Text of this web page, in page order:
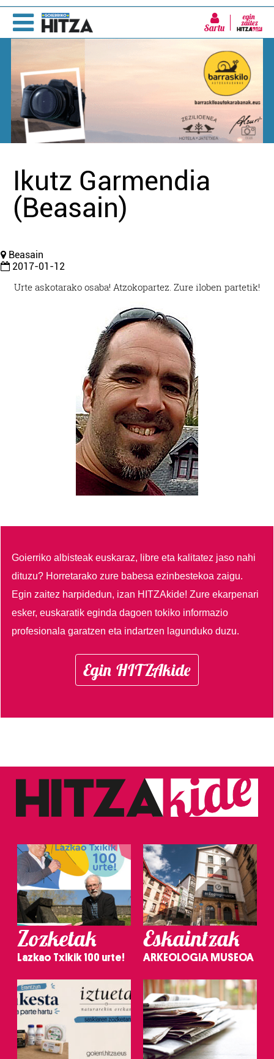
Sartu
Ikutz Garmendia
(Beasain)
Beasain
2017-01-12
Urte askotarako osaba! Atzokopartez. Zure iloben partetik!
Goierriko albisteak euskaraz, libre eta kalitatez jaso nahi
dituzu? Horretarako zure babesa ezinbestekoa zaigu.
Egin zaitez harpidedun, izan HITZAkide!Zure ekarpenari
esker, euskaratik eginda dagoen tokiko informazio
profesionala garatzen eta indartzen lagunduko duzu.
Egin HITZAkide
Zozketak
Lazkao Txikik 100 urte!
Eskaintzak
ARKEOLOGIA MUSEOA